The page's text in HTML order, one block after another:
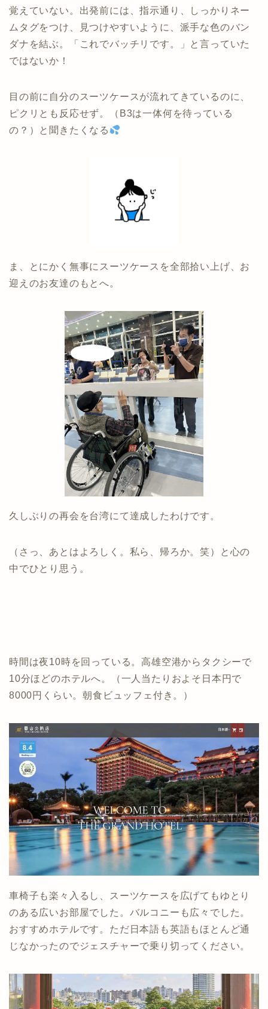
覚えていない。出発前には、指示通り、しっかりネー
ムタグをつけ、見つけやすいように、派手な色のバン
ダナを結ぶ。「これでバッチリです。」と言っていた
ではないか！
目の前に自分のスーツケースが流れてきているのに、
ピクリとも反応せず。（B3は一体何を待っている
の？）と聞きたくなる
ま、とにかく無事にスーツケースを全部拾い上げ、お
迎えのお友達のもとへ。
久しぶりの再会を台湾にて達成したわけです。
（さっ、あとはよろしく。私ら、帰ろか。笑）と心の
中でひとり思う。
時間は夜10時を回っている。高雄空港からタクシーで
10分ほどのホテルへ。（一人当たりおよそ日本円で
8000円くらい。朝食ビュッフェ付き。）
車椅子も楽々入るし、スーツケースを広げてもゆとり
のある広いお部屋でした。バルコニーも広々でした。
おすすめホテルです。ただ日本語も英語もほとんど通
じなかったのでジェスチャーで乗り切ってください。